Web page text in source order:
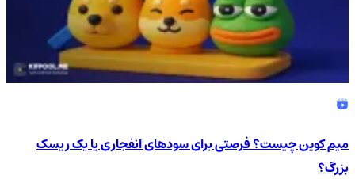
میم کوین چیست؟ فرصتی برای سودهای انفجاری یا یک ریسک
بزرگ؟